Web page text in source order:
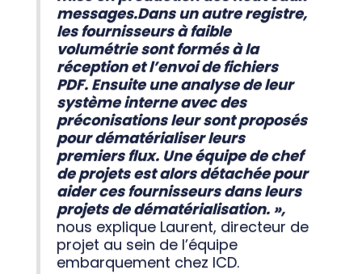
messages.Dans un autre registre,
les fournisseurs à faible
volumétrie sont formés à la
réception et l’envoi de fichiers
PDF. Ensuite une analyse de leur
système interne avec des
préconisations leur sont proposés
pour dématérialiser leurs
premiers flux. Une équipe de chef
de projets est alors détachée pour
aider ces fournisseurs dans leurs
projets de dématérialisation. »,
nous explique Laurent, directeur de
projet au sein de l’équipe
embarquement chez ICD.